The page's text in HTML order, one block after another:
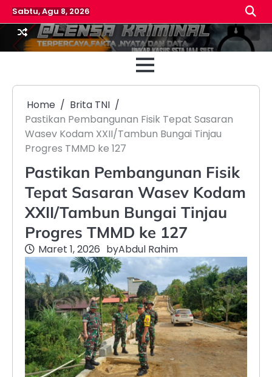
Skip
to
content
Sabtu, Agu 8, 2026
Beranda
Home
Brita TNI
Pastikan Pembangunan Fisik Tepat Sasaran
Wasev Kodam XXII/Tambun Bungai Tinjau
Progres TMMD ke 127
Pastikan Pembangunan Fisik
Tepat Sasaran Wasev Kodam
XXII/Tambun Bungai Tinjau
Progres TMMD ke 127
Maret 1, 2026 byAbdul Rahim